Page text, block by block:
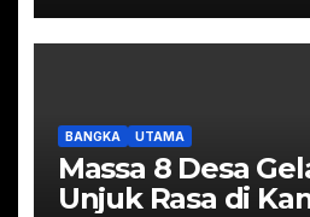
BANGKA UTAMA
Massa 8 Desa
Unjuk Rasa di